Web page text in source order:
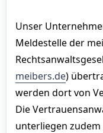
Unser
Meldestelle der
meibers.de)
werden dort von
Die
unterliegen